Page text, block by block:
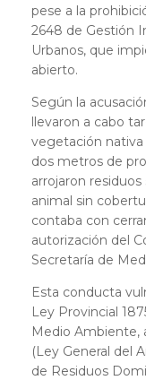
pese a la
2648 de Gestión
Urbanos, que
abierto.
Según la
llevaron a cabo
vegetación nativa
dos metros de
arrojaron
animal sin
contaba con
autorización del
Secretaría de
Esta conducta
Ley Provincial
Medio Ambiente,
(Ley General del
de Residuos